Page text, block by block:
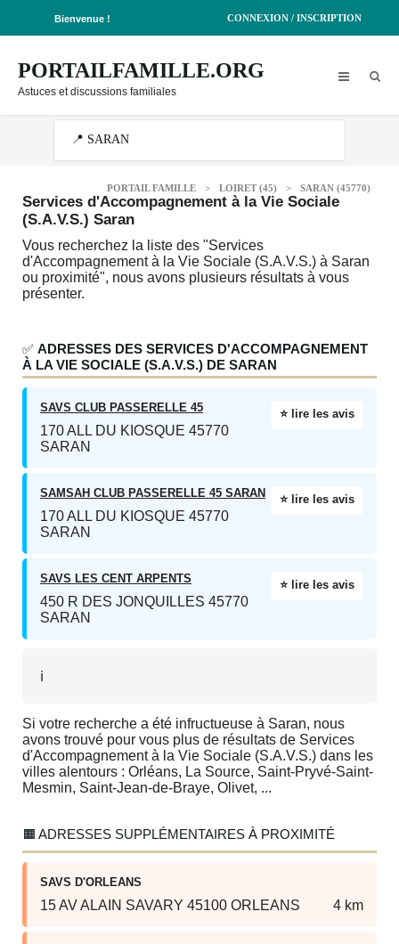
Bienvenue ! CONNEXION / INSCRIPTION
PORTAILFAMILLE.ORG
Astuces et discussions familiales
PORTAIL FAMILLE > LOIRET (45) > SARAN (45770)
Services d'Accompagnement à la Vie Sociale
(S.A.V.S.) Saran
Vous recherchez la liste des "Services
d'Accompagnement à la Vie Sociale (S.A.V.S.) à Saran
ou proximité", nous avons plusieurs résultats à vous
présenter.
✅ ADRESSES DES SERVICES D'ACCOMPAGNEMENT
À LA VIE SOCIALE (S.A.V.S.) DE SARAN
SAVS CLUB PASSERELLE 45 ⭐ lire les avis
170 ALL DU KIOSQUE 45770
SARAN
SAMSAH CLUB PASSERELLE 45 SARAN ⭐ lire les avis
170 ALL DU KIOSQUE 45770
SARAN
SAVS LES CENT ARPENTS ⭐ lire les avis
450 R DES JONQUILLES 45770
SARAN
ℹ️
Si votre recherche a été infructueuse à Saran, nous
avons trouvé pour vous plus de résultats de Services
d'Accompagnement à la Vie Sociale (S.A.V.S.) dans les
villes alentours : Orléans, La Source, Saint-Pryvé-Saint-
Mesmin, Saint-Jean-de-Braye, Olivet, ...
🟧 ADRESSES SUPPLÉMENTAIRES À PROXIMITÉ
SAVS D'ORLEANS
15 AV ALAIN SAVARY 45100 ORLEANS 4 km